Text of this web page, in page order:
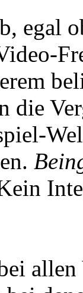
egal
die